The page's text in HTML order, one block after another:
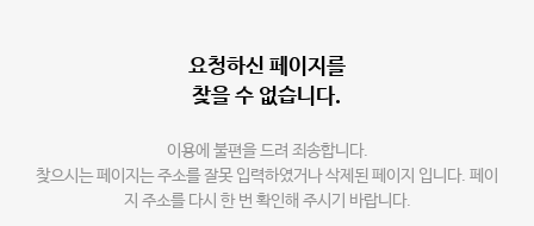
요청하신 페이지를
찾을 수 없습니다.
이용에 불편을 드려 죄송합니다.
찾으시는 페이지는 주소를 잘못 입력하였거나 삭제된 페이지 입니다. 페이
지 주소를 다시 한 번 확인해 주시기 바랍니다.